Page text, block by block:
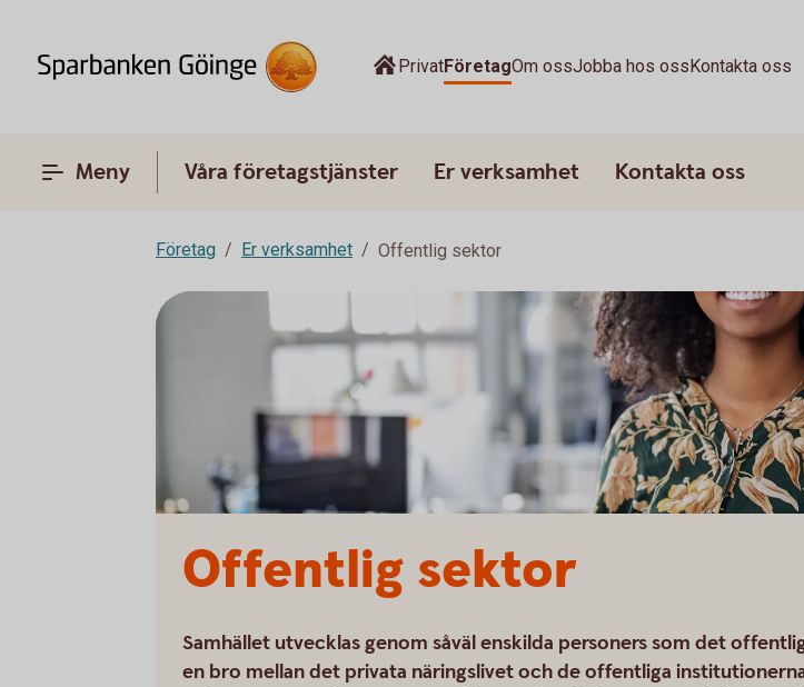
PrivatFöretagOm ossJobba hos ossKontakta oss
Meny Våra företagstjänster Er verksamhet Kontakta oss
Företag Er verksamhet Offentlig sektor
Offentlig sektor
Samhället utvecklas genom såväl enskilda personers som det
en bro mellan det privata näringslivet och de offentliga